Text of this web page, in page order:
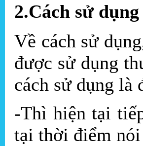
2.Cách sử
Về cách sử
được sử dụng
cách sử dụng là
-Thì hiện tại
tại thời điểm nói